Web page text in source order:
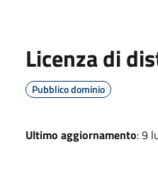
Licenza di
Pubblico dominio
Ultimo aggiornamento: 9